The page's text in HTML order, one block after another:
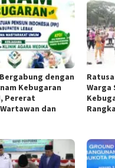
dengan
Kebugaran
Pererat
dan
Warga